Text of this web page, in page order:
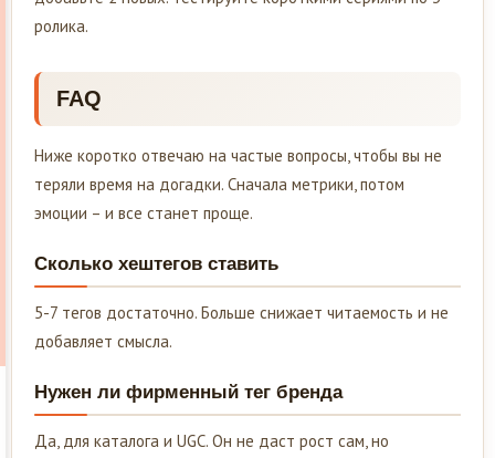
ролика.
FAQ
Ниже коротко отвечаю на частые вопросы, чтобы вы не
теряли время на догадки. Сначала метрики, потом
эмоции – и все станет проще.
Сколько хештегов ставить
5-7 тегов достаточно. Больше снижает читаемость и не
добавляет смысла.
Нужен ли фирменный тег бренда
Да, для каталога и UGC. Он не даст рост сам, но